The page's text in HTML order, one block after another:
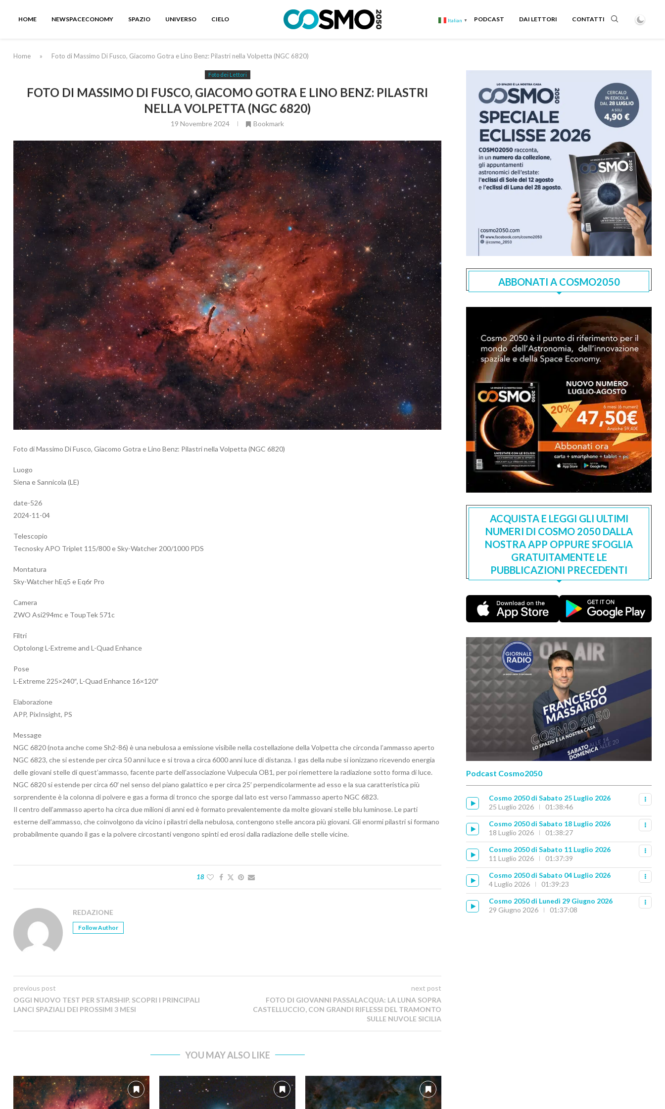
HOME NEWSPACECONOMY SPAZIO UNIVERSO CIELO Italian ▼ PODCAST DAI LETTORI CONTATTI
Home » Foto di Massimo Di Fusco, Giacomo Gotra e Lino Benz: Pilastri nella Volpetta (NGC 6820)
Foto dei Lettori
FOTO DI MASSIMO DI FUSCO, GIACOMO GOTRA E LINO BENZ: PILASTRI
NELLA VOLPETTA (NGC 6820)
19 Novembre 2024 Bookmark
Foto di Massimo Di Fusco, Giacomo Gotra e Lino Benz: Pilastri nella Volpetta (NGC 6820)
Luogo
Siena e Sannicola (LE)
date-526
2024-11-04
Telescopio
Tecnosky APO Triplet 115/800 e Sky-Watcher 200/1000 PDS
Montatura
Sky-Watcher hEq5 e Eq6r Pro
Camera
ZWO Asi294mc e ToupTek 571c
Filtri
Optolong L-Extreme and L-Quad Enhance
Pose
L-Extreme 225×240″, L-Quad Enhance 16×120″
Elaborazione
APP, PixInsight, PS
Message
NGC 6820 (nota anche come Sh2-86) è una nebulosa a emissione visibile nella costellazione della Volpetta che circonda l’ammasso aperto
NGC 6823, che si estende per circa 50 anni luce e si trova a circa 6000 anni luce di distanza. I gas della nube si ionizzano ricevendo energia
delle giovani stelle di quest’ammasso, facente parte dell’associazione Vulpecula OB1, per poi riemettere la radiazione sotto forma di luce.
NGC 6820 si estende per circa 60′ nel senso del piano galattico e per circa 25′ perpendicolarmente ad esso e la sua caratteristica più
sorprendente è la colonna di polvere e gas a forma di tronco che sporge dal lato est verso l’ammasso aperto NGC 6823.
Il centro dell’ammasso aperto ha circa due milioni di anni ed è formato prevalentemente da molte giovani stelle blu luminose. Le parti
esterne dell’ammasso, che coinvolgono da vicino i pilastri della nebulosa, contengono stelle ancora più giovani. Gli enormi pilastri si formano
probabilmente quando il gas e la polvere circostanti vengono spinti ed erosi dalla radiazione delle stelle vicine.
18
REDAZIONE
Follow Author
previous post
OGGI NUOVO TEST PER STARSHIP. SCOPRI I PRINCIPALI
LANCI SPAZIALI DEI PROSSIMI 3 MESI
next post
FOTO DI GIOVANNI PASSALACQUA: LA LUNA SOPRA
CASTELLUCCIO, CON GRANDI RIFLESSI DEL TRAMONTO
SULLE NUVOLE SICILIA
YOU MAY ALSO LIKE
ABBONATI A COSMO2050
ACQUISTA E LEGGI GLI ULTIMI
NUMERI DI COSMO 2050 DALLA
NOSTRA APP OPPURE SFOGLIA
GRATUITAMENTE LE
PUBBLICAZIONI PRECEDENTI
Podcast Cosmo2050
Cosmo 2050 di Sabato 25 Luglio 2026
25 Luglio 2026
01:38:46
Cosmo 2050 di Sabato 18 Luglio 2026
18 Luglio 2026
01:38:27
Cosmo 2050 di Sabato 11 Luglio 2026
11 Luglio 2026
01:37:39
Cosmo 2050 di Sabato 04 Luglio 2026
4 Luglio 2026
01:39:23
Cosmo 2050 di Lunedì 29 Giugno 2026
29 Giugno 2026
01:37:08